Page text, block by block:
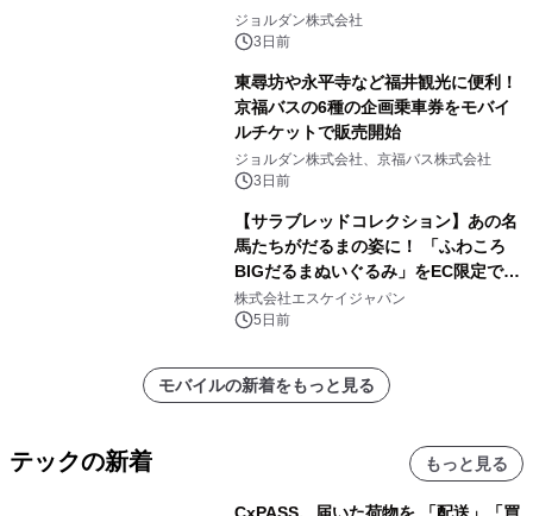
ジョルダン株式会社
3日前
東尋坊や永平寺など福井観光に便利！
京福バスの6種の企画乗車券をモバイ
ルチケットで販売開始
ジョルダン株式会社、京福バス株式会社
3日前
【サラブレッドコレクション】あの名
馬たちがだるまの姿に！ 「ふわころ
BIGだるまぬいぐるみ」をEC限定で受
注販売開始
株式会社エスケイジャパン
5日前
モバイルの新着をもっと見る
テックの新着 もっと見る
CxPASS、届いた荷物を 「配送」「買